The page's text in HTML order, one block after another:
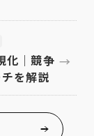
化｜競争
を解説